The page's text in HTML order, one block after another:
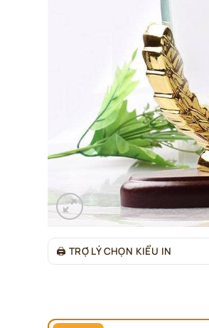
🖨 TRỢ LÝ CHỌN KIỂU IN